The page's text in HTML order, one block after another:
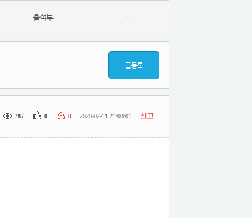
출석부 -
글등록
787 0 0 2020-02-11 21:03:01 신고